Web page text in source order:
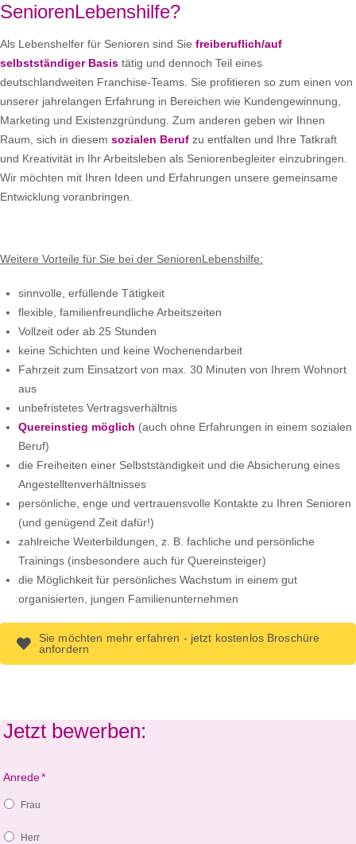
SeniorenLebenshilfe?
Als Lebenshelfer für Senioren sind Sie freiberuflich/auf
selbstständiger Basis tätig und dennoch Teil eines
deutschlandweiten Franchise-Teams. Sie profitieren so zum einen von
unserer jahrelangen Erfahrung in Bereichen wie Kundengewinnung,
Marketing und Existenzgründung. Zum anderen geben wir Ihnen
Raum, sich in diesem sozialen Beruf zu entfalten und Ihre Tatkraft
und Kreativität in Ihr Arbeitsleben als Seniorenbegleiter einzubringen.
Wir möchten mit Ihren Ideen und Erfahrungen unsere gemeinsame
Entwicklung voranbringen.
Weitere Vorteile für Sie bei der SeniorenLebenshilfe:
sinnvolle, erfüllende Tätigkeit
flexible, familienfreundliche Arbeitszeiten
Vollzeit oder ab 25 Stunden
keine Schichten und keine Wochenendarbeit
Fahrzeit zum Einsatzort von max. 30 Minuten von Ihrem Wohnort
aus
unbefristetes Vertragsverhältnis
Quereinstieg möglich (auch ohne Erfahrungen in einem sozialen
Beruf)
die Freiheiten einer Selbstständigkeit und die Absicherung eines
Angestelltenverhältnisses
persönliche, enge und vertrauensvolle Kontakte zu Ihren Senioren
(und genügend Zeit dafür!)
zahlreiche Weiterbildungen, z. B. fachliche und persönliche
Trainings (insbesondere auch für Quereinsteiger)
die Möglichkeit für persönliches Wachstum in einem gut
organisierten, jungen Familienunternehmen
Sie möchten mehr erfahren - jetzt kostenlos Broschüre
anfordern
Jetzt bewerben:
Anrede*
Frau
Herr